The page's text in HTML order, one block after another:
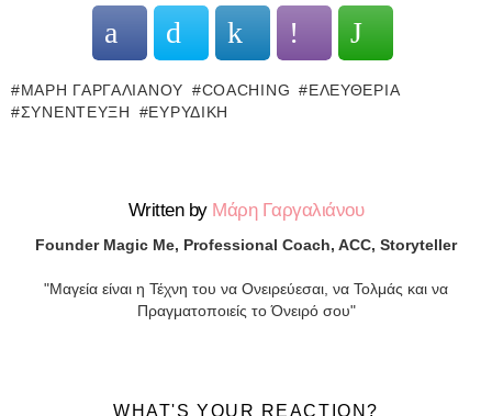
ΜΆΡΗ ΓΑΡΓΑΛΙΆΝΟΥ COACHING
ΕΛΕΥΘΕΡΊΑ
ΣΥΝΈΝΤΕΥΞΗ
ΕΥΡΥΔΊΚΗ
Written by Μάρη Γαργαλιάνου
Founder Magic Me, Professional Coach, ACC, Storyteller
"Μαγεία είναι η Τέχνη του να Ονειρεύεσαι, να Τολμάς και να
Πραγματοποιείς το Όνειρό σου"
WHAT'S YOUR REACTION?